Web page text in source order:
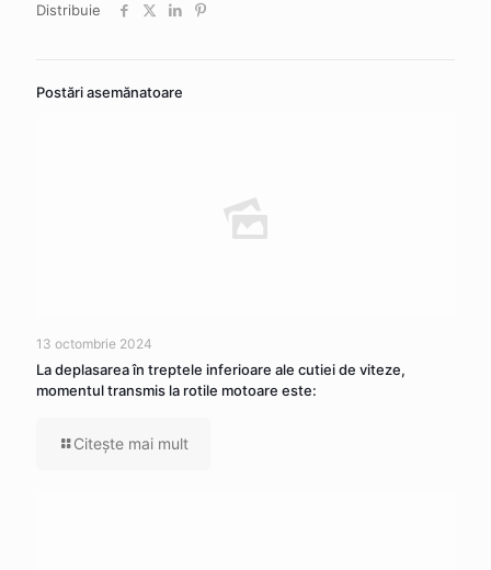
Distribuie
Postări asemănatoare
13 octombrie 2024
La deplasarea în treptele inferioare ale cutiei de viteze,
momentul transmis la rotile motoare este:
Citeşte mai mult